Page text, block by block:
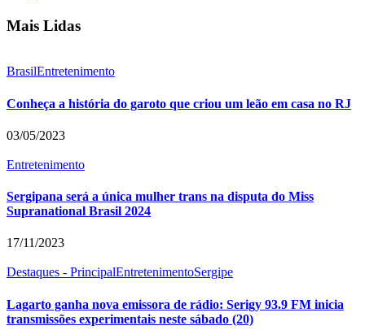
Mais Lidas
BrasilEntretenimento
Conheça a história do garoto que criou um leão em casa no RJ
03/05/2023
Entretenimento
Sergipana será a única mulher trans na disputa do Miss
Supranational Brasil 2024
17/11/2023
Destaques - PrincipalEntretenimentoSergipe
Lagarto ganha nova emissora de rádio: Serigy 93.9 FM inicia
transmissões experimentais neste sábado (20)